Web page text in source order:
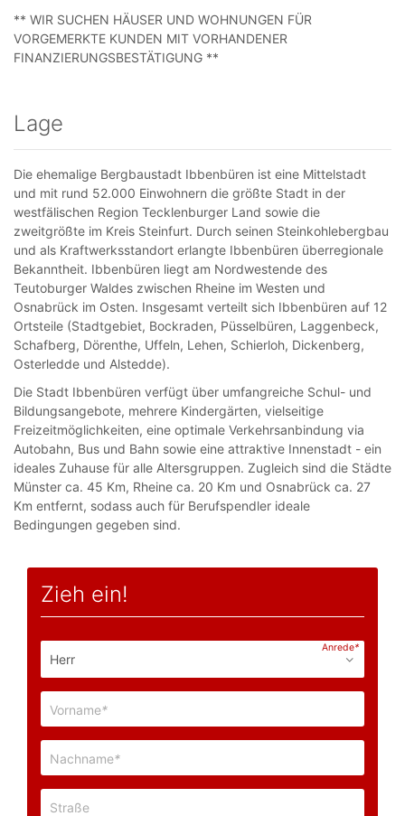
** WIR SUCHEN HÄUSER UND WOHNUNGEN FÜR
VORGEMERKTE KUNDEN MIT VORHANDENER
FINANZIERUNGSBESTÄTIGUNG **
Lage
Die ehemalige Bergbaustadt Ibbenbüren ist eine Mittelstadt
und mit rund 52.000 Einwohnern die größte Stadt in der
westfälischen Region Tecklenburger Land sowie die
zweitgrößte im Kreis Steinfurt. Durch seinen Steinkohlebergbau
und als Kraftwerksstandort erlangte Ibbenbüren überregionale
Bekanntheit. Ibbenbüren liegt am Nordwestende des
Teutoburger Waldes zwischen Rheine im Westen und
Osnabrück im Osten. Insgesamt verteilt sich Ibbenbüren auf 12
Ortsteile (Stadtgebiet, Bockraden, Püsselbüren, Laggenbeck,
Schafberg, Dörenthe, Uffeln, Lehen, Schierloh, Dickenberg,
Osterledde und Alstedde).
Die Stadt Ibbenbüren verfügt über umfangreiche Schul- und
Bildungsangebote, mehrere Kindergärten, vielseitige
Freizeitmöglichkeiten, eine optimale Verkehrsanbindung via
Autobahn, Bus und Bahn sowie eine attraktive Innenstadt - ein
ideales Zuhause für alle Altersgruppen. Zugleich sind die Städte
Münster ca. 45 Km, Rheine ca. 20 Km und Osnabrück ca. 27
Km entfernt, sodass auch für Berufspendler ideale
Bedingungen gegeben sind.
Zieh ein!
Anrede*
Vorname*
Nachname*
Straße